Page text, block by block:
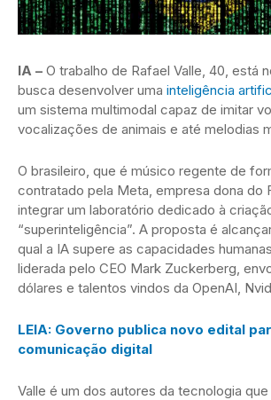
IA – O trabalho de Rafael Valle, 40, está
busca desenvolver uma inteligência
um sistema multimodal capaz de imitar
vocalizações de animais e até melodias
O brasileiro, que é músico regente de
contratado pela Meta, empresa dona do
integrar um laboratório dedicado à
“superinteligência”. A proposta é
qual a IA supere as capacidades
liderada pelo CEO Mark Zuckerberg,
dólares e talentos vindos da OpenAI,
LEIA: Governo publica novo edital
comunicação digital
Valle é um dos autores da tecnologia